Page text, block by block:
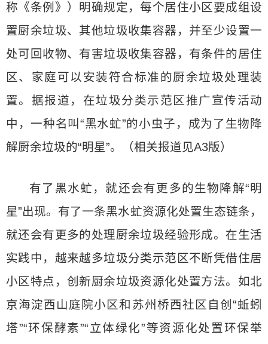
称《条例》）明确规定，每个居住小区要成组设
置厨余垃圾、其他垃圾收集容器，并至少设置一
处可回收物、有害垃圾收集容器，有条件的居住
区、家庭可以安装符合标准的厨余垃圾处理装
置。据报道，在垃圾分类示范区推广宣传活动
中，一种名叫“黑水虻”的小虫子，成为了生物降
解厨余垃圾的“明星”。（相关报道见A3版）
有了黑水虻，就还会有更多的生物降解“明
星”出现。有了一条黑水虻资源化处置生态链条，
就还会有更多的处理厨余垃圾经验形成。在生活
实践中，越来越多垃圾分类示范区不断凭借住居
小区特点，创新厨余垃圾资源化处置方法。如北
京海淀西山庭院小区和苏州桥西社区自创“蚯蚓
塔”“环保酵素”“立体绿化”等资源化处置环保举